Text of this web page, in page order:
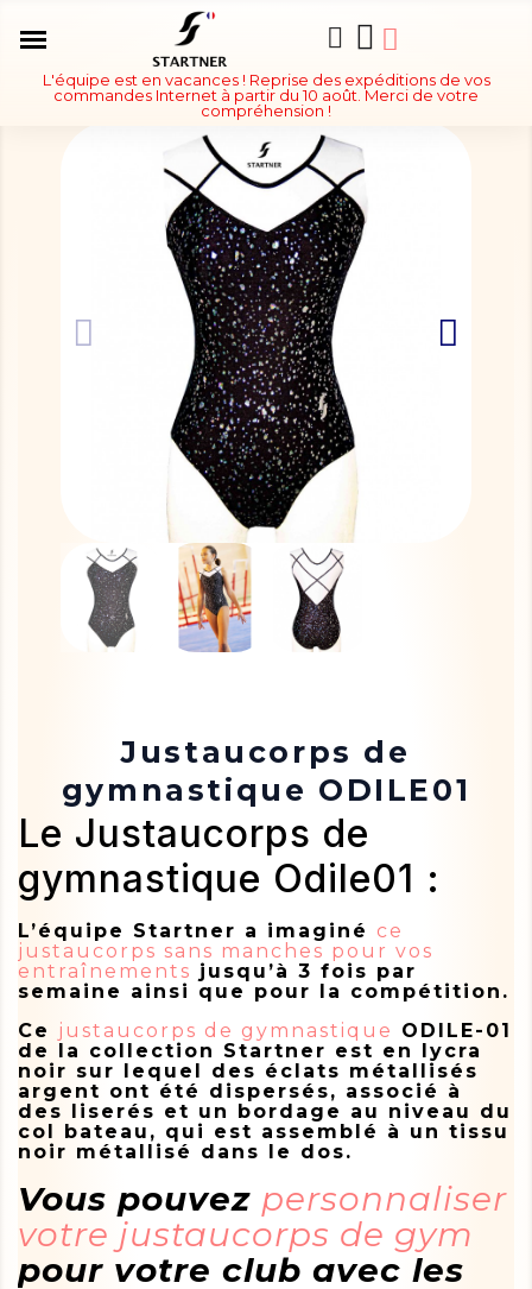
L'équipe est en vacances ! Reprise des expéditions de vos
commandes Internet à partir du 10 août. Merci de votre
compréhension !
Justaucorps de
gymnastique ODILE01
Le Justaucorps de
gymnastique Odile01 :
L’équipe Startner a imaginé ce
justaucorps sans manches pour vos
entraînements jusqu’à 3 fois par
semaine ainsi que pour la compétition.
Ce
justaucorps de gymnastique ODILE-01
de la collection Startner est en lycra
noir sur lequel des éclats métallisés
argent ont été dispersés, associé à
des liserés et un bordage au niveau du
col bateau, qui est assemblé à un tissu
noir métallisé dans le dos.
Vous pouvez personnaliser
votre justaucorps de gym
pour votre club avec les